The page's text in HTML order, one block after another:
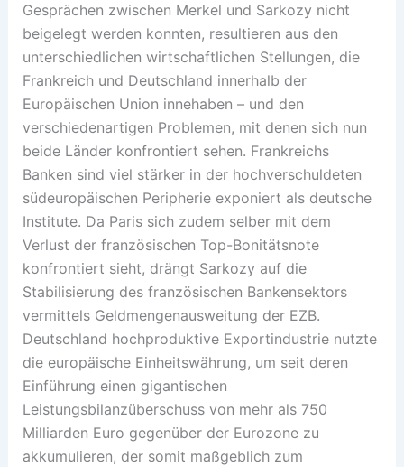
Gesprächen zwischen Merkel und Sarkozy nicht
beigelegt werden konnten, resultieren aus den
unterschiedlichen wirtschaftlichen Stellungen, die
Frankreich und Deutschland innerhalb der
Europäischen Union innehaben – und den
verschiedenartigen Problemen, mit denen sich nun
beide Länder konfrontiert sehen. Frankreichs
Banken sind viel stärker in der hochverschuldeten
südeuropäischen Peripherie exponiert als deutsche
Institute. Da Paris sich zudem selber mit dem
Verlust der französischen Top-Bonitätsnote
konfrontiert sieht, drängt Sarkozy auf die
Stabilisierung des französischen Bankensektors
vermittels Geldmengenausweitung der EZB.
Deutschland hochproduktive Exportindustrie nutzte
die europäische Einheitswährung, um seit deren
Einführung einen gigantischen
Leistungsbilanzüberschuss von mehr als 750
Milliarden Euro gegenüber der Eurozone zu
akkumulieren, der somit maßgeblich zum